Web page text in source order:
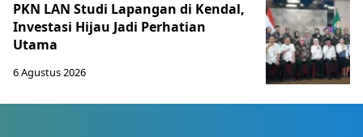
PKN LAN Studi Lapangan di Kendal,
Investasi Hijau Jadi Perhatian
Utama
6 Agustus 2026